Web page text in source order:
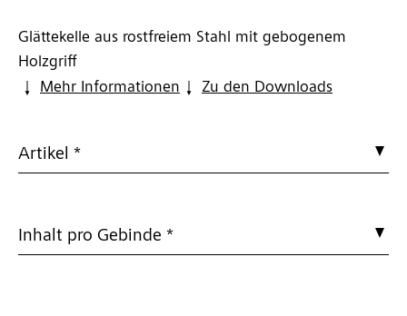
Glättekelle aus rostfreiem Stahl mit gebogenem
Holzgriff
Mehr Informationen
Zu den Downloads
Artikel *
Inhalt pro Gebinde *